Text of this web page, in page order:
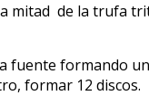
mitad de la trufa
formando
formar 12 discos.